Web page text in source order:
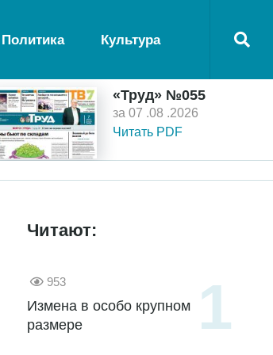
Политика Культура
«Труд» №055
за 07 .08 .2026
Читать PDF
Читают:
953
Измена в особо крупном
размере